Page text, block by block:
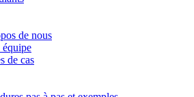
de nous
de cas